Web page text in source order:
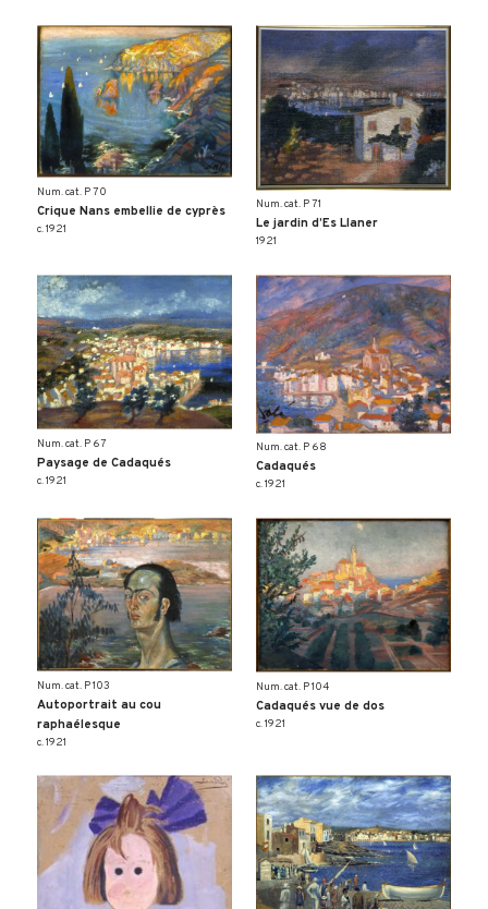
Num. cat. P 70
Crique Nans embellie de cyprès
c. 1921
Num. cat. P 71
Le jardin d’Es Llaner
1921
Num. cat. P 67
Paysage de Cadaqués
c. 1921
Num. cat. P 68
Cadaqués
c. 1921
Num. cat. P 103
Autoportrait au cou
raphaélesque
c. 1921
Num. cat. P 104
Cadaqués vue de dos
c. 1921